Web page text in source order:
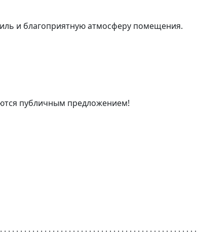
и благоприятную атмосферу помещения.
публичным предложением!
. . . . . . . . . . . . . . . . . . . . . . . . . . . . . . . . . . . . . . . . . . . . .